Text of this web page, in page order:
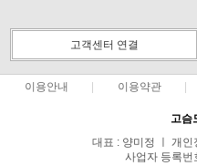
고객센터 연결
이용안내 이용약관
고슴
대표 : 양미정 ㅣ 개인
사업자 등록